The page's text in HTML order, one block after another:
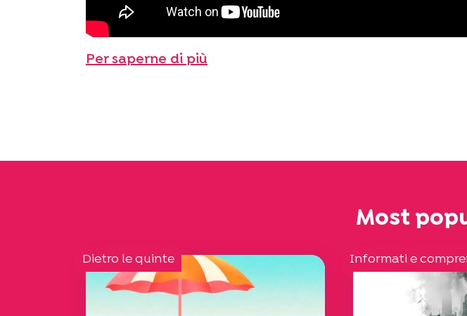
Per saperne di più
Most
Dietro le quinte Informati e